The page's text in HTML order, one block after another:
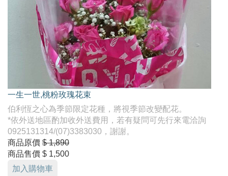
一生一世,桃粉玫瑰花束
伯利恆之心為季節限定花種，將視季節改變配花。
*依外送地區酌加收外送費用，若有疑問可先行來電洽詢
0925131314/(07)3383030，謝謝。
商品原價 $ 1,890
商品售價 $ 1,500
加入購物車